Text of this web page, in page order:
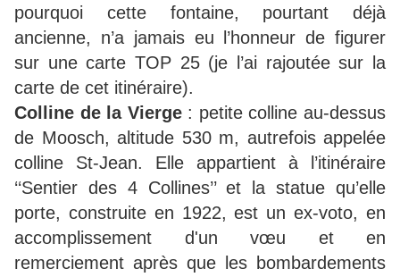
pourquoi cette fontaine, pourtant déjà
ancienne, n’a jamais eu l’honneur de figurer
sur une carte TOP 25 (je l’ai rajoutée sur la
carte de cet itinéraire).
Colline de la Vierge: petite colline au-dessus
de Moosch, altitude 530 m, autrefois appelée
colline St-Jean. Elle appartient à l’itinéraire
‘‘Sentier des 4 Collines’’ et la statue qu’elle
porte, construite en 1922, est un ex-voto, en
accomplissement d'un vœu et en
remerciement après que les bombardements